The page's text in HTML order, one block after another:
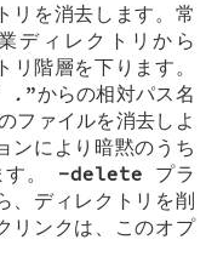
リを消去します。常
ディレクトリから
階層を下ります。
. ”からの相対パス名
ファイルを消去しよ
ンにより暗黙のうち
す。 -delete プラ
、ディレクトリを削
リンクは、このオプ